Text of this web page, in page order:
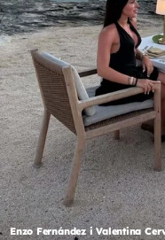
Enzo Fernández i Valentina